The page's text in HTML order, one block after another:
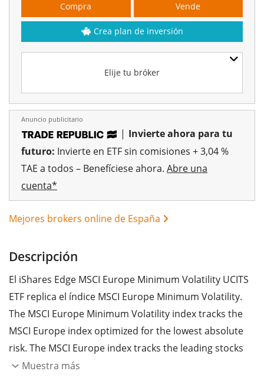
Elije tu bróker
Compra Vende
Crea plan de inversión
Anuncio publicitario
| Invierte ahora para tu
futuro: Invierte en ETF sin comisiones + 3,04 %
TAE a todos – Benefíciese ahora. Abre una
cuenta*
Mejores brokers online de España
Descripción
El iShares Edge MSCI Europe Minimum Volatility UCITS
ETF replica el índice MSCI Europe Minimum Volatility.
The MSCI Europe Minimum Volatility index tracks the
MSCI Europe index optimized for the lowest absolute
risk. The MSCI Europe index tracks the leading stocks
from 15 European industrial countries.
Muestra más